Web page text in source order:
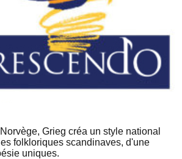
Grieg créa un style national
folkloriques scandinaves, d'une
uniques.